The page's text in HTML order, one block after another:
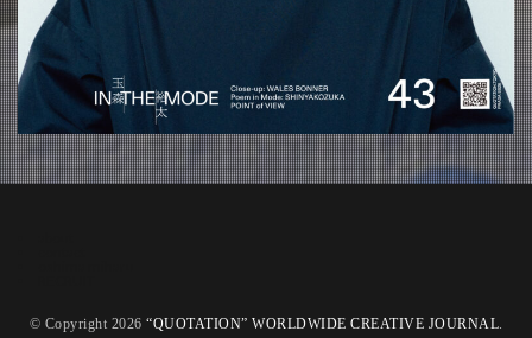
© Copyright 2026 “QUOTATION” WORLDWIDE CREATIVE JOURNAL.